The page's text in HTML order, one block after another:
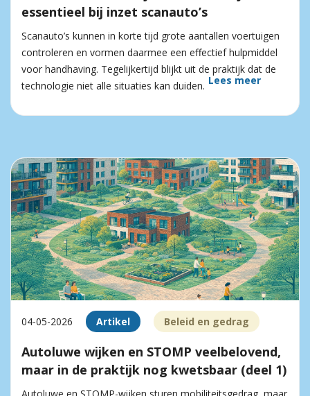
essentieel bij inzet scanauto’s
Scanauto’s kunnen in korte tijd grote aantallen voertuigen
controleren en vormen daarmee een effectief hulpmiddel
voor handhaving. Tegelijkertijd blijkt uit de praktijk dat de
technologie niet alle situaties kan duiden. Lees meer
04-05-2026 Artikel Beleid en gedrag
Autoluwe wijken en STOMP veelbelovend,
maar in de praktijk nog kwetsbaar (deel 1)